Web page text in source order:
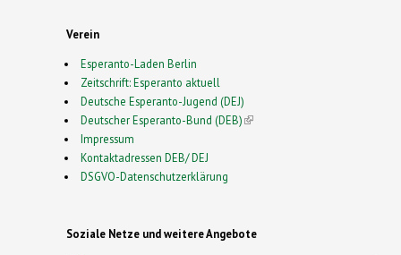
Verein
Esperanto-Laden Berlin
Zeitschrift: Esperanto aktuell
Deutsche Esperanto-Jugend (DEJ)
Deutscher Esperanto-Bund (DEB)(link is external)
Impressum
Kontaktadressen DEB/ DEJ
DSGVO-Datenschutzerklärung
Soziale Netze und weitere Angebote